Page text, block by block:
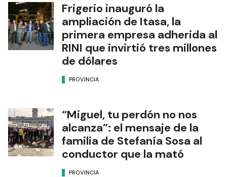
Frigerio inauguró la
ampliación de Itasa, la
primera empresa adherida al
RINI que invirtió tres millones
de dólares
PROVINCIA
“Miguel, tu perdón no nos
alcanza”: el mensaje de la
familia de Stefanía Sosa al
conductor que la mató
PROVINCIA